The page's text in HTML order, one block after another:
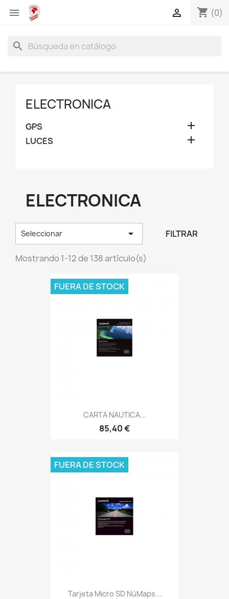
 shopping_cart (0)

search
ELECTRONICA
GPS 
LUCES 
ELECTRONICA
Seleccionar  FILTRAR
Mostrando 1-12 de 138 artículo(s)
CARTA NAUTICA...
85,40 €
FUERA DE STOCK
Tarjeta Micro SD NüMaps...
FUERA DE STOCK